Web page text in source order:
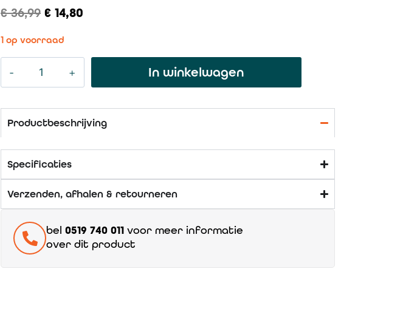
€36,99 € 14,80
1 op voorraad
In winkelwagen
Productbeschrijving
Specificaties
Verzenden, afhalen & retourneren
bel 0519 740 011 voor meer informatie
over dit product